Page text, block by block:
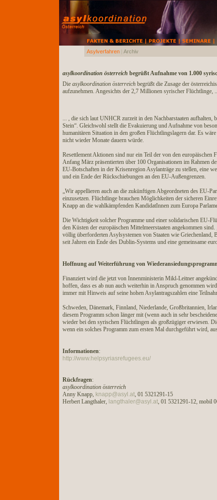
Asylverfahren| Archiv
asylkoordination österreich begrüßt Aufnahme von 1.000
Dieasylkoordination österreichbegrüßt die Zusage der
aufzunehmen. Angesichts der 2,7 Millionen syrischer Flüchtlinge,
... , die sich laut UNHCR zurzeit in den Nachbarstaaten aufhalten,
Stein“. Gleichwohl stellt die Evakuierung und Aufnahme von
humanitären Situation in den großen Flüchtlingslagern dar. Es
nicht wieder Monate dauern würde.
Resettlement Aktionen sind nur ein Teil der von den
Anfang März präsentierten über 100 Organisationen im Rahmen
EU-Botschaften in der Krisenregion Asylanträge zu stellen, eine
und ein Ende der Rückschiebungen an den EU-Außengrenzen.
„Wir appellieren auch an die zukünftigen Abgeordneten des EU-
einzusetzen. Flüchtlinge brauchen Möglichkeiten der sicheren
Knapp an die wahlkämpfenden KandidatInnen zum Europa
Die Wichtigkeit solcher Programme und einer solidarischen EU-
den Küsten der europäischen Mittelmeerstaaten angekommen
völlig überforderten Asylsystemen von Staaten wie
seit Jahren ein Ende des Dublin-Systems und eine gemeinsame
Hoffnung auf Weiterführung von
Finanziert wird die jetzt von Innenministerin Mikl-Leitner
hoffen, dass es ab nun auch weiterhin in Anspruch genommen
immer mit Hinweis auf seine hohen Asylantragszahlen eine
Schweden, Dänemark, Finnland, Niederlande, Großbritannien,
diesem Programm schon länger mit (wenn auch in sehr
wieder bei den syrischen Flüchtlingen als großzügiger erwiesen.
wenn ein solches Programm zum ersten Mal durchgeführt wird,
Informationen:
http://www.helpsyriasrefugees.eu/
Rückfragen:
asylkoordination österreich
Anny Knapp, knapp@asyl.at, 01 5321291-15
Herbert Langthaler, langthaler@asyl.at, 01 5321291-12, mobil